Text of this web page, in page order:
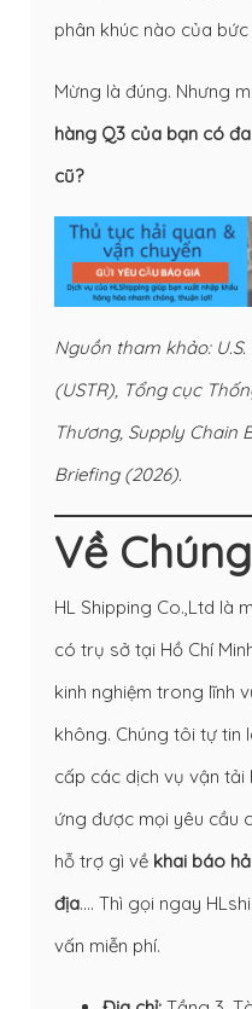
phân khúc nào của bức
Mừng là đúng. Nhưng
hàng Q3 của bạn có
cũ?
Nguồn tham khảo:
(USTR), Tổng cục
Thương, Supply Chain
Briefing (2026).
Về
HL Shipping Co.,Ltd là
có trụ sở tại Hồ Chí
kinh nghiệm trong lĩnh
không. Chúng tôi tự tin
cấp các dịch vụ vận
ứng được mọi yêu cầu
hỗ trợ gì về khai báo
địa…. Thì gọi ngay
vấn miễn phí.